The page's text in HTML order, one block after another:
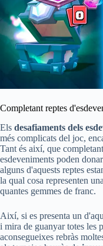
Completant reptes
Els desafiaments dels
més complicats del joc,
Tant és així, que
esdeveniments poden
alguns d'aquests reptes
la qual cosa representen
quantes gemmes de franc.
Així, si es presenta un
i mira de guanyar totes les
aconsegueixes rebràs